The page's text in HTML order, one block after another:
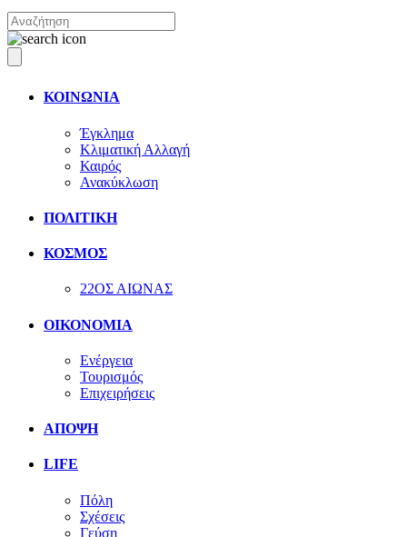
ΚΟΙΝΩΝΙΑ
Έγκλημα
Κλιματική Αλλαγή
Καιρός
Ανακύκλωση
ΠΟΛΙΤΙΚΗ
ΚΟΣΜΟΣ
22ΟΣ ΑΙΩΝΑΣ
ΟΙΚΟΝΟΜΙΑ
Ενέργεια
Τουρισμός
Επιχειρήσεις
ΑΠΟΨΗ
LIFE
Πόλη
Σχέσεις
Γεύση